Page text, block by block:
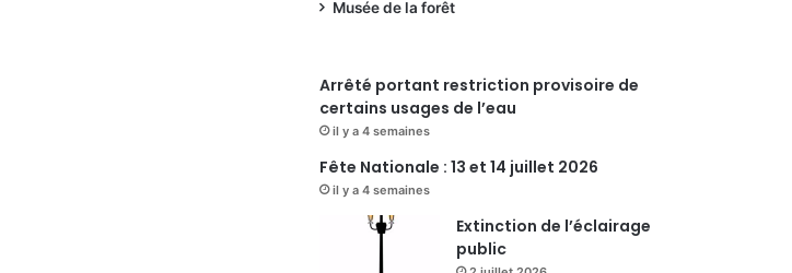
Musée de la forêt
Arrêté portant restriction provisoire de
certains usages de l’eau
il y a 4 semaines
Fête Nationale : 13 et 14 juillet 2026
il y a 4 semaines
Extinction de l’éclairage
public